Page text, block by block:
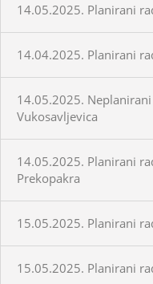
14.05.2025. Planirani
14.04.2025. Planirani
14.05.2025.
Vukosavljevica
14.05.2025. Planirani
Prekopakra
15.05.2025. Planirani
15.05.2025. Planirani